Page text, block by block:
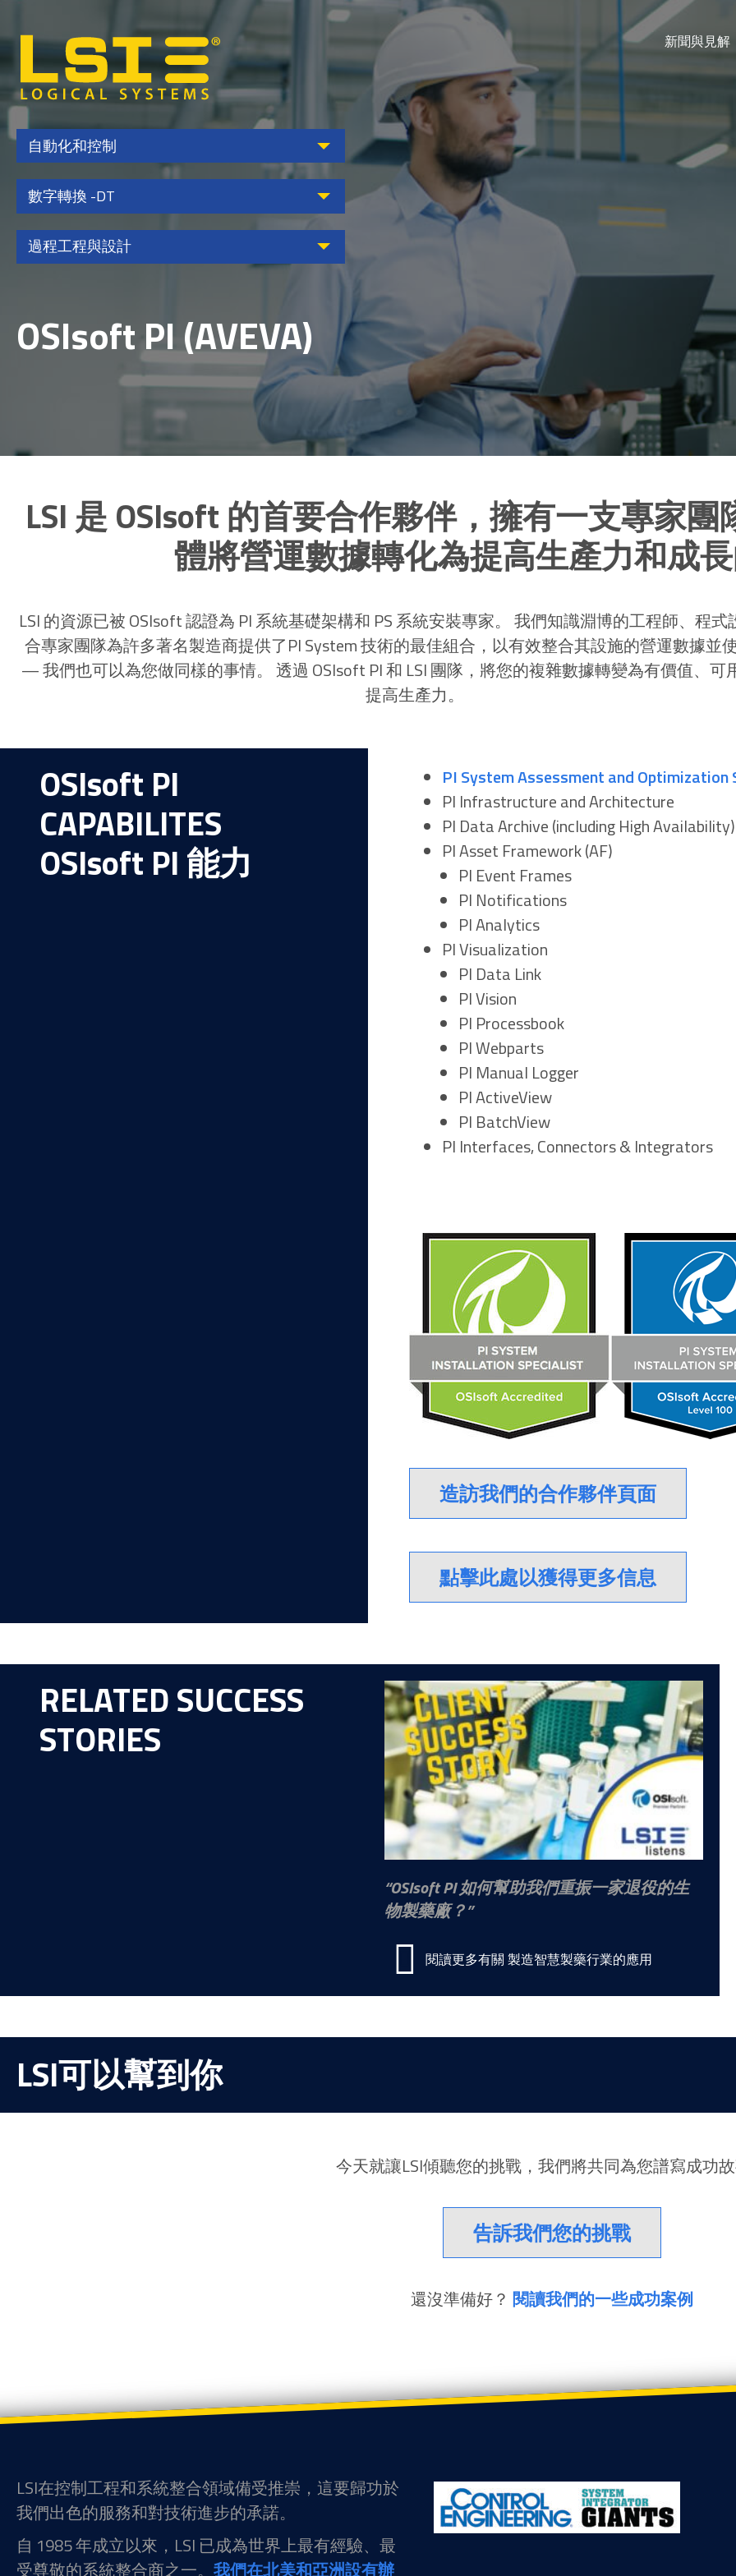
Logical
Systems,
Inc
自動化和控制
數字轉換 -DT
過程工程與設計
新聞與見解
OSIsoft PI (AVEVA)
LSI 是 OSIsoft 的首要合作夥伴，擁有一支專家團
體將營運數據轉化為提高生產力和成長
LSI 的資源已被 OSIsoft 認證為 PI 系統基礎架構和 PS 系統安裝專家。 我們知識淵博的工程師、程式
合專家團隊為許多著名製造商提供了PI System 技術的最佳組合，以有效整合其設施的營運數據並
— 我們也可以為您做同樣的事情。 透過 OSIsoft PI 和 LSI 團隊，將您的複雜數據轉變為有價值、可
提高生產力。
OSIsoft PI
CAPABILITES
OSIsoft PI 能力
PI System Assessment and Optimization
PI Infrastructure and Architecture
PI Data Archive (including High Availability)
PI Asset Framework (AF)
PI Event Frames
PI Notifications
PI Analytics
PI Visualization
PI Data Link
PI Vision
PI Processbook
PI Webparts
PI Manual Logger
PI ActiveView
PI BatchView
PI Interfaces, Connectors & Integrators
造訪我們的合作夥伴頁面
點擊此處以獲得更多信息
RELATED SUCCESS
STORIES
OSIsoft PI 如何幫助我們重振一家退役的生
物製藥廠？
閱讀更多有關 製造智慧製藥行業的應用
LSI可以幫到你
今天就讓LSI傾聽您的挑戰，我們將共同為您譜寫成功故
告訴我們您的挑戰
還沒準備好？ 閱讀我們的一些成功案例
LSI在控制工程和系統整合領域備受推崇，這要歸功於
我們出色的服務和對技術進步的承諾。
自 1985 年成立以來，LSI 已成為世界上最有經驗、最
受尊敬的系統整合商之一。 我們在北美和亞洲設有辦